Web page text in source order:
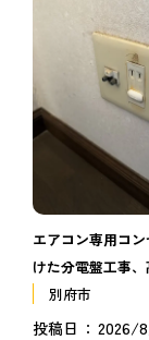
エアコン専用コ
けた分電盤工事
別府市
投稿日 2026/